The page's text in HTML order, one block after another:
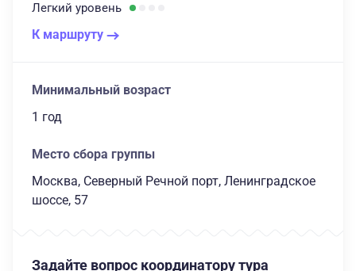
Легкий уровень
К маршруту
Минимальный возраст
1 год
Место сбора группы
Москва, Северный Речной порт, Ленинградское
шоссе, 57
Задайте вопрос координатору тура